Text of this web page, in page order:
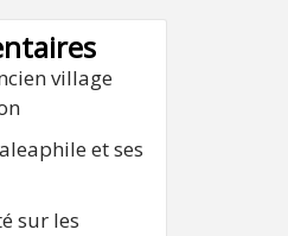
village
et ses
sur les